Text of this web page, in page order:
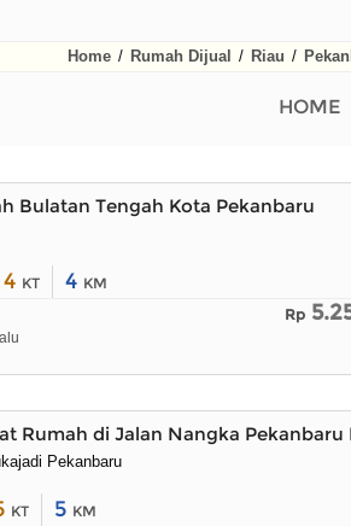
Home / Rumah Dijual / Riau /
HOME
Bulatan Tengah Kota Pekanbaru
4 KT 4 KM
Rp
Rumah di Jalan Nangka Pekanbaru
Pekanbaru
KT 5 KM